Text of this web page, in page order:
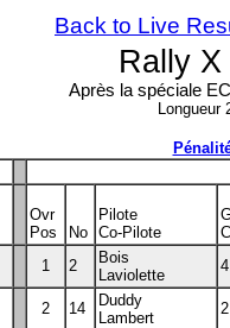
Back to Live
Rally
Après la spéciale
Longueur
Ovr
Pos
No
Pilote
Co-Pilote
1 2
Bois
Laviolette
4
2 14
Duddy
Lambert
2